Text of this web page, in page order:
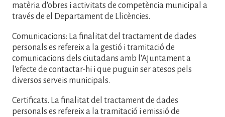
matèria d'obres i activitats de competència municipal a
través de el Departament de Llicències.
Comunicacions: La finalitat del tractament de dades
personals es refereix a la gestió i tramitació de
comunicacions dels ciutadans amb l'Ajuntament a
l'efecte de contactar-hi i que puguin ser atesos pels
diversos serveis municipals.
Certificats. La finalitat del tractament de dades
personals es refereix a la tramitació i emissió de